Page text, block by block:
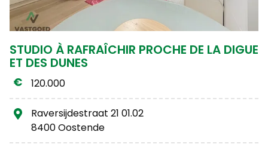
STUDIO À RAFRAÎCHIR PROCHE DE LA DIGUE
ET DES DUNES
120.000
Raversijdestraat 21 01.02
8400 Oostende